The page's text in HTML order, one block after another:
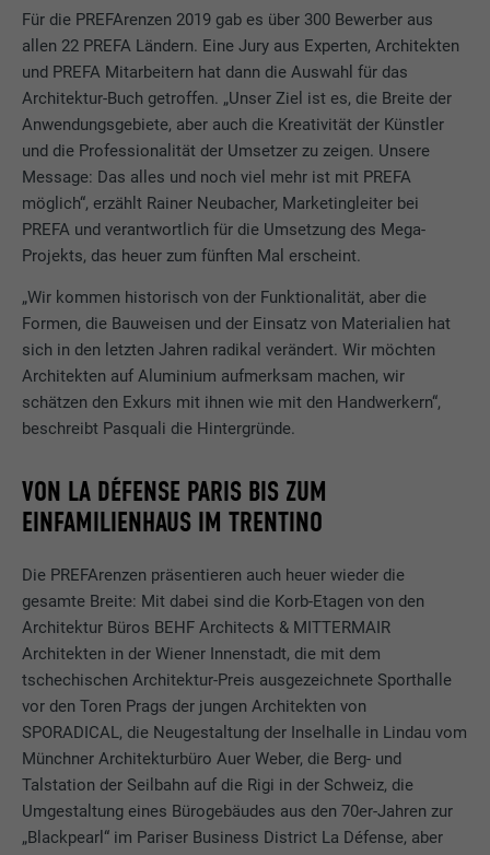
Für die PREFArenzen 2019 gab es über 300 Bewerber aus
allen 22 PREFA Ländern. Eine Jury aus Experten, Architekten
und PREFA Mitarbeitern hat dann die Auswahl für das
Architektur-Buch getroffen. „Unser Ziel ist es, die Breite der
Anwendungsgebiete, aber auch die Kreativität der Künstler
und die Professionalität der Umsetzer zu zeigen. Unsere
Message: Das alles und noch viel mehr ist mit PREFA
möglich“, erzählt Rainer Neubacher, Marketingleiter bei
PREFA und verantwortlich für die Umsetzung des Mega-
Projekts, das heuer zum fünften Mal erscheint.
„Wir kommen historisch von der Funktionalität, aber die
Formen, die Bauweisen und der Einsatz von Materialien hat
sich in den letzten Jahren radikal verändert. Wir möchten
Architekten auf Aluminium aufmerksam machen, wir
schätzen den Exkurs mit ihnen wie mit den Handwerkern“,
beschreibt Pasquali die Hintergründe.
VON LA DÉFENSE PARIS BIS ZUM
EINFAMILIENHAUS IM TRENTINO
Die PREFArenzen präsentieren auch heuer wieder die
gesamte Breite: Mit dabei sind die Korb-Etagen von den
Architektur Büros BEHF Architects & MITTERMAIR
Architekten in der Wiener Innenstadt, die mit dem
tschechischen Architektur-Preis ausgezeichnete Sporthalle
vor den Toren Prags der jungen Architekten von
SPORADICAL, die Neugestaltung der Inselhalle in Lindau vom
Münchner Architekturbüro Auer Weber, die Berg- und
Talstation der Seilbahn auf die Rigi in der Schweiz, die
Umgestaltung eines Bürogebäudes aus den 70er-Jahren zur
„Blackpearl“ im Pariser Business District La Défense, aber